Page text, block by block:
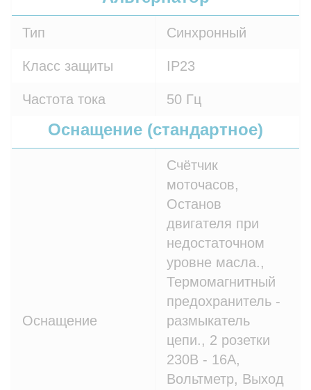
Тип Синхронный
Класс защиты IP23
Частота тока 50 Гц
Оснащение (стандартное)
Оснащение
Счётчик
моточасов,
Останов
двигателя при
недостаточном
уровне масла.,
Термомагнитный
предохранитель -
размыкатель
цепи., 2 розетки
230В - 16A,
Вольтметр, Выход